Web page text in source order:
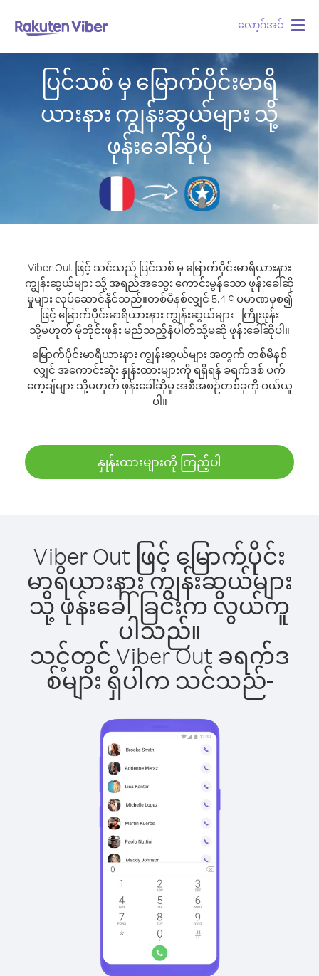
လော့ဂ်အင်
ပြင်သစ် မှ မြောက်ပိုင်းမာရိ
ယားနား ကျွန်းဆွယ်များ သို့
ဖုန်းခေါ်ဆိုပုံ
Viber Out ဖြင့် သင်သည် ပြင်သစ် မှ မြောက်ပိုင်းမာရိယားနား
ကျွန်းဆွယ်များ သို့ အရည်အသွေး ကောင်းမွန်သော ဖုန်းခေါ်ဆို
မှုများ လုပ်ဆောင်နိုင်သည်။တစ်မိနစ်လျှင် 5.4 ¢ ပမာဏမှစ၍
ဖြင့် မြောက်ပိုင်းမာရိယားနား ကျွန်းဆွယ်များ - ကြိုးဖုန်း
သို့မဟုတ် မိုဘိုင်းဖုန်း မည်သည့်နံပါတ်သို့မဆို ဖုန်းခေါ်ဆိုပါ။
မြောက်ပိုင်းမာရိယားနား ကျွန်းဆွယ်များ အတွက် တစ်မိနစ်
လျှင် အကောင်းဆုံး နှုန်းထားများကို ရရှိရန် ခရက်ဒစ် ပက်
ကေ့ချ်များ သို့မဟုတ် ဖုန်းခေါ်ဆိုမှု အစီအစဉ်တစ်ခုကို ဝယ်ယူ
ပါ။
နှုန်းထားများကို ကြည့်ပါ
Viber Out ဖြင့် မြောက်ပိုင်း
မာရိယားနား ကျွန်းဆွယ်များ
သို့ ဖုန်းခေါ်ခြင်းက လွယ်ကူ
ပါသည်။
သင့်တွင် Viber Out ခရက်ဒ
စ်များ ရှိပါက သင်သည်-